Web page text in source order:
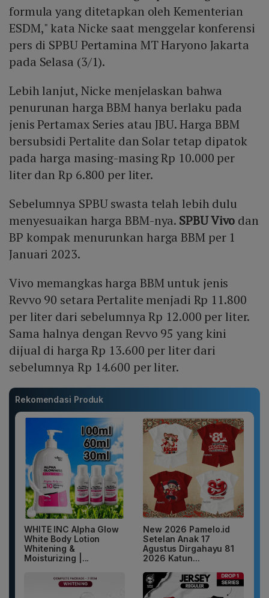
formula yang ditetapkan oleh Kementerian
ESDM," kata Nicke saat menggelar konferensi
pers di SPBU Pertamina MT Haryono Jakarta
pada Selasa (3/1).
Lebih lanjut, Nicke menjelaskan bahwa
penurunan harga BBM hanya berlaku pada
jenis Pertamax Series atau JBU. Harga BBM
bersubsidi Pertalite dan Solar tetap dipatok
pada harga masing-masing Rp 10.000 per
liter dan Rp 6.800 per liter.
Sebelumnya SPBU swasta telah lebih dulu
menyesuaikan harga BBM-nya. SPBU Vivo dan
BP kompak menurunkan harga BBM per 1
Januari 2023.
Vivo memangkas harga BBM untuk jenis
Revvo 90 setara Pertalite menjadi Rp 11.800
per liter dari sebelumnya Rp 12.000 per liter.
Sama halnya dengan Revvo 95 yang kini
dijual di harga Rp 13.600 per liter dari
sebelumnya Rp 14.600 per liter.
Rekomendasi Produk
WHITE INC Alpha Glow
White Body Lotion
Whitening &
Moisturizing |...
New 2026 Pamelo.id
Setelan Anak 17
Agustus Dirgahayu 81
2026 Katun...